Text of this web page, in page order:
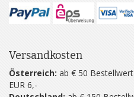
Versandkosten
Österreich: ab € 50
EUR 6,-